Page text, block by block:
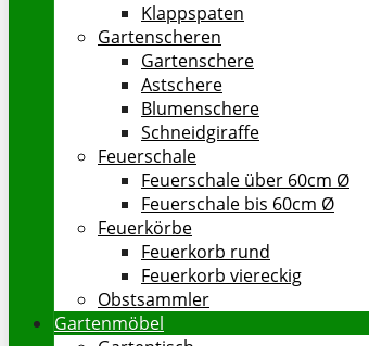
Klappspaten
Gartenscheren
Gartenschere
Astschere
Blumenschere
Schneidgiraffe
Feuerschale
Feuerschale über 60cm Ø
Feuerschale bis 60cm Ø
Feuerkörbe
Feuerkorb rund
Feuerkorb viereckig
Obstsammler
Gartenmöbel